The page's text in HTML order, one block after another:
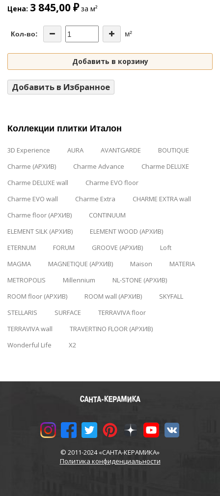
Цена 3 845,00 ₽за м²
Кол-во: м²
Добавить в корзину
Добавить в Избранное
Коллекции плитки Италон
3D Experience AURA AVANTGARDE
BOUTIQUE
Charme (АРХИВ)
Charme Advance
Charme DELUXE
Charme DELUXE wall
Charme EVO floor
Charme EVO wall
Charme Extra
CHARME EXTRA wall
Charme floor (АРХИВ)
CONTINUUM
ELEMENT SILK (АРХИВ)
ELEMENT WOOD (АРХИВ)
ETERNUM
FORUM GROOVE (АРХИВ)
Loft
MAGMA
MAGNETIQUE (АРХИВ) Maison
MATERIA
METROPOLIS
Millennium
NL-STONE (АРХИВ)
ROOM floor (АРХИВ)
ROOM wall (АРХИВ)
SKYFALL
STELLARIS
SURFACE
TERRAVIVA floor
TERRAVIVA wall
TRAVERTINO FLOOR (АРХИВ)
Wonderful Life
X2
© 2011-2024 «САНТА-КЕРАМИКА»
Политика конфиденциальности